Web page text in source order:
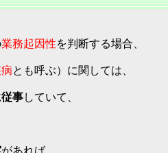
業務起因性を判断する場合、
とも呼ぶ）に関しては、
事していて、